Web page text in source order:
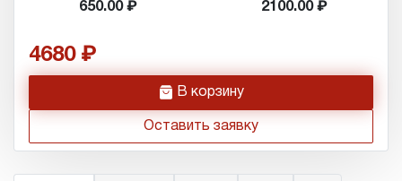
650.00 2100.00
4680
h В корзину
Оставить заявку